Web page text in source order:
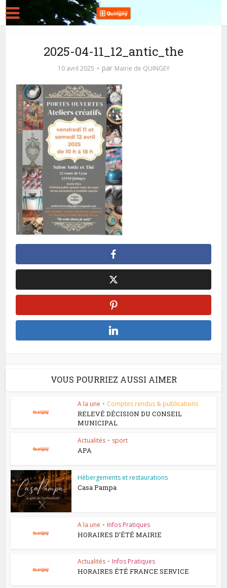
2025-04-11_12_antic_the
10 avril 2025 par Mairie de QUINGEY
VOUS POURRIEZ AUSSI AIMER
A la une • Comptes rendus & publications
RELEVÉ DÉCISION DU CONSEIL
MUNICIPAL
Actualités • sport
APA
Hébergements et restaurations
Casa Pampa
A la une • Infos Pratiques
HORAIRES D’ÉTÉ MAIRIE
Actualités • Infos Pratiques
HORAIRES ÉTÉ FRANCE SERVICE